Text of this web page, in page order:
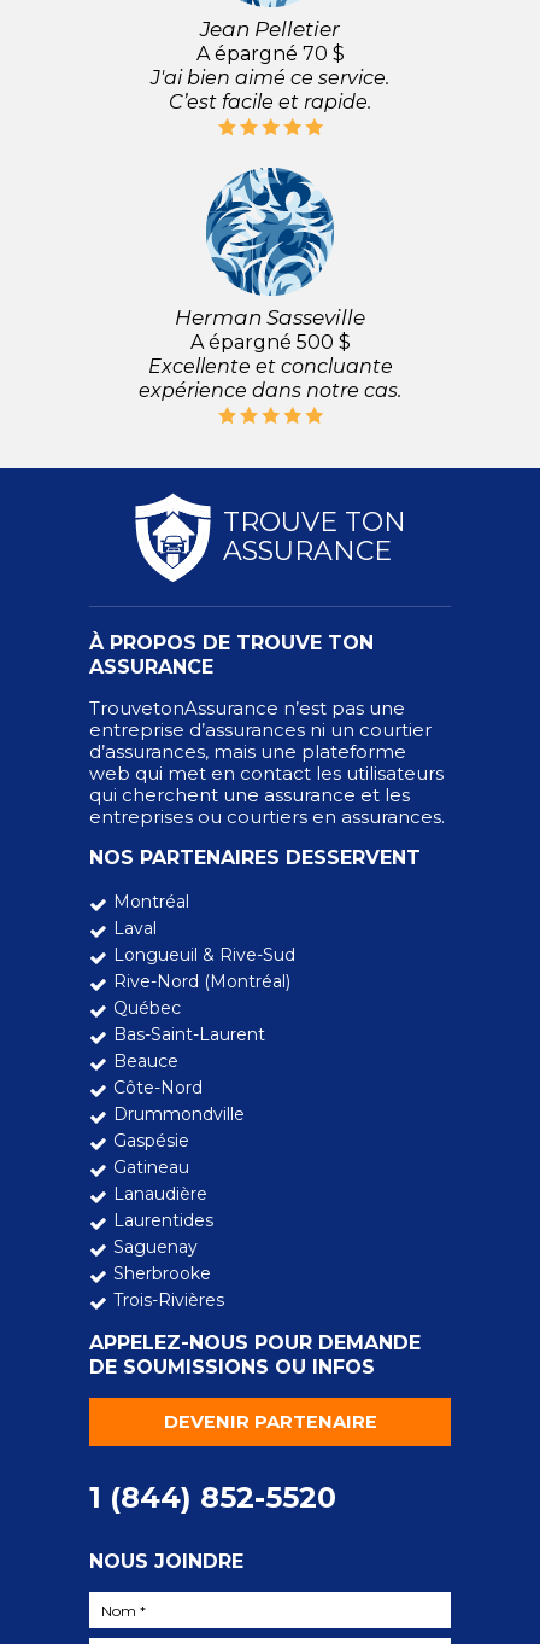
Jean Pelletier
A épargné 70 $
J'ai bien aimé ce service.
C’est facile et rapide.
Herman Sasseville
A épargné 500 $
Excellente et concluante
expérience dans notre cas.
TROUVE TON
ASSURANCE
À PROPOS DE TROUVE TON
ASSURANCE
TrouvetonAssurance n’est pas une
entreprise d’assurances ni un courtier
d’assurances, mais une plateforme
web qui met en contact les utilisateurs
qui cherchent une assurance et les
entreprises ou courtiers en assurances.
NOS PARTENAIRES DESSERVENT
Montréal
Laval
Longueuil & Rive-Sud
Rive-Nord (Montréal)
Québec
Bas-Saint-Laurent
Beauce
Côte-Nord
Drummondville
Gaspésie
Gatineau
Lanaudière
Laurentides
Saguenay
Sherbrooke
Trois-Rivières
APPELEZ-NOUS POUR DEMANDE
DE SOUMISSIONS OU INFOS
DEVENIR PARTENAIRE
1 (844) 852-5520
NOUS JOINDRE